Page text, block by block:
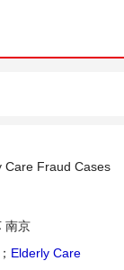
Care Fraud Cases
南京
； Elderly Care